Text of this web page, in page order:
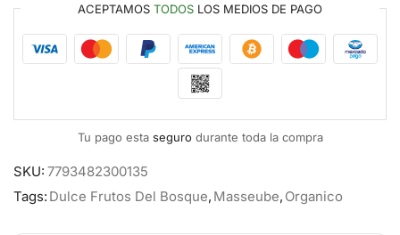
ACEPTAMOS TODOS LOS MEDIOS DE PAGO
Tu pago esta segurodurante toda la compra
SKU: 7793482300135
Tags: Dulce Frutos Del Bosque, Masseube, Organico